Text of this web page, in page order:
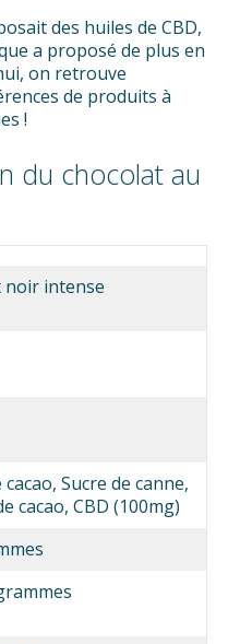
des huiles de CBD,
a proposé de plus en
on retrouve
de produits à
!
du chocolat au
noir intense
cacao, Sucre de canne,
cacao, CBD (100mg)